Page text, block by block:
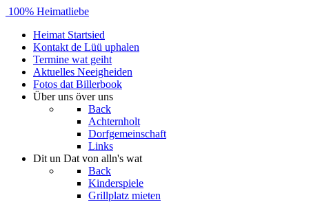
100% Heimatliebe
Heimat Startsied
Kontakt de Lüü uphalen
Termine wat geiht
Aktuelles Neeigheiden
Fotos dat Billerbook
Über uns över uns
Back
Achternholt
Dorfgemeinschaft
Links
Dit un Dat von alln's wat
Back
Kinderspiele
Grillplatz mieten